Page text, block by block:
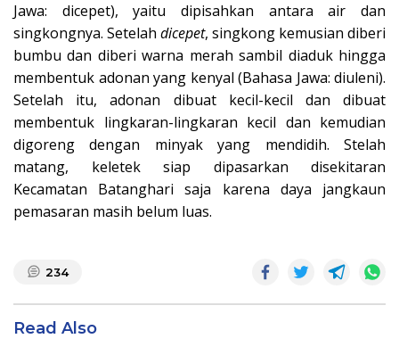
Jawa: dicepet), yaitu dipisahkan antara air dan
singkongnya. Setelah dicepet, singkong kemusian diberi
bumbu dan diberi warna merah sambil diaduk hingga
membentuk adonan yang kenyal (Bahasa Jawa: diuleni).
Setelah itu, adonan dibuat kecil-kecil dan dibuat
membentuk lingkaran-lingkaran kecil dan kemudian
digoreng dengan minyak yang mendidih. Stelah
matang, keletek siap dipasarkan disekitaran
Kecamatan Batanghari saja karena daya jangkaun
pemasaran masih belum luas.
234
Read Also